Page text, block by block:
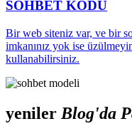
SOHBET KODU
Bir web siteniz var, ve bir
imkanınız yok ise
kullanabilirsiniz.
yeniler Blog'da